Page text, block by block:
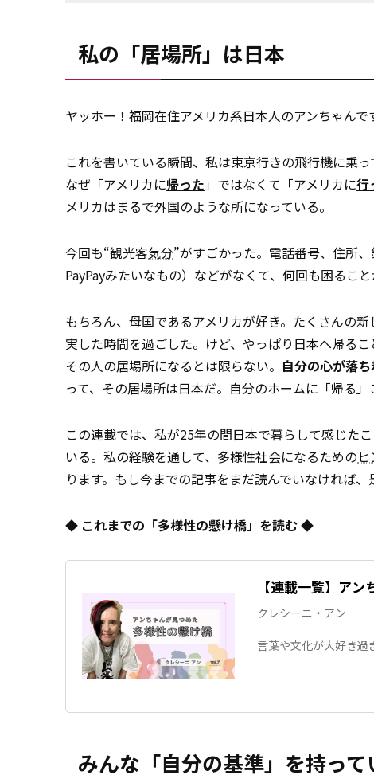
私の「居場所」は日本
ヤッホー！福岡在住アメリカ系日本人のアンちゃんで
これを書いている瞬間、私は東京行きの飛行機に乗
なぜ「アメリカに帰った」ではなくて「アメリカに行
メリカはまるで外国のような所になっている。
今回も“観光客気分”がすごかった。電話番号、住所
PayPayみたいなもの）などがなくて、何回も困ること
もちろん、母国であるアメリカが好き。たくさんの
実した時間を過ごした。けど、やっぱり日本へ帰る
その人の居場所になるとは限らない。 自分の心が落
って、その居場所は日本だ。自分のホームに「帰る」
この連載では、私が25年の間日本で暮らして感じた
いる。私の経験を通して、多様性社会になるための
ります。もし今までの記事をまだ読んでいなければ
◆ これまでの「多様性の懸け橋」を読む ◆
【連載一覧】ア
クレシーニ・アン
言葉や文化が大好き
みんな「自分の基準」を持って